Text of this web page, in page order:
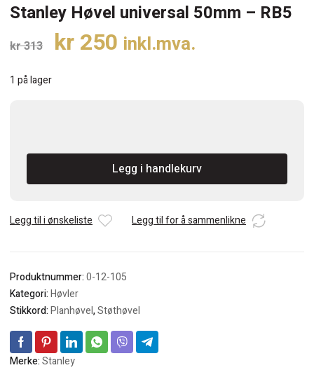
Stanley Høvel universal 50mm – RB5
kr313 Opprinnelig
var:
kr250 Nåværende
inkl.mva.
1 på lager
universal
-
antall
Legg i handlekurv
Legg til i ønskeliste Legg til for å sammenlikne
Produktnummer:0-12-105
Kategori:Høvler
Stikkord:Planhøvel,Støthøvel
Merke:Stanley